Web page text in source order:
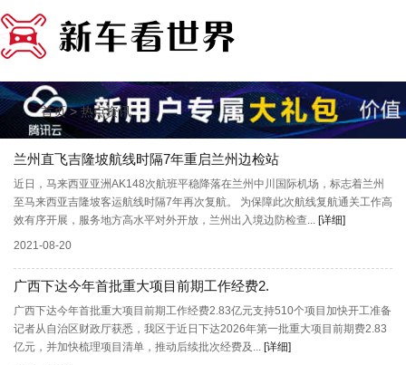
首页>热点资讯
兰州直飞吉隆坡航线时隔7年重启兰州边检站
近日，马来西亚亚洲AK148次航班平稳降落在兰州中川国际机场，标志着兰州
至马来西亚吉隆坡客运航线时隔7年再次复航。 为保障此次航线复航通关工作高
效有序开展，服务地方高水平对外开放，兰州出入境边防检查... [详细]
2021-08-20
广西下达今年首批重大项目前期工作经费2.
广西下达今年首批重大项目前期工作经费2.83亿元支持510个项目加快开工准备
记者从自治区财政厅获悉，我区于近日下达2026年第一批重大项目前期费2.83
亿元，并加快梳理项目清单，推动后续批次经费及... [详细]